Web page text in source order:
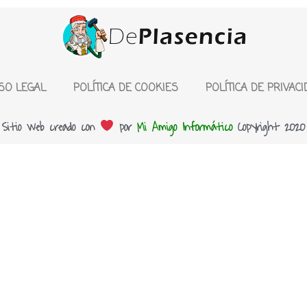
LEGAL POLÍTICA DE COOKIES POLÍTICA DE
Sitio web creado con porMi Amigo InformáticoCopyright 2020